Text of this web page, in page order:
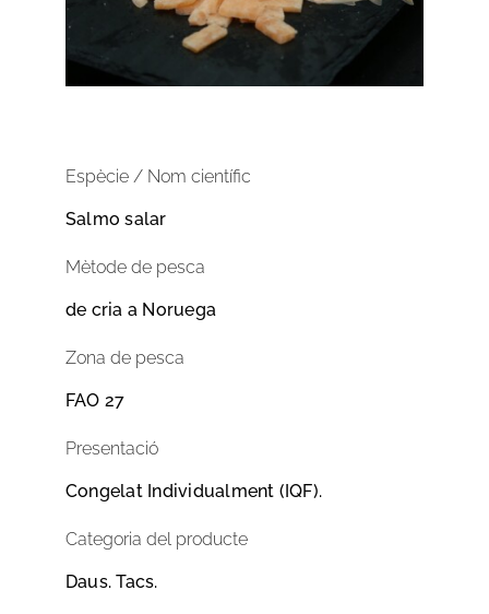
Espècie / Nom científic
Salmo salar
Mètode de pesca
de cria a Noruega
Zona de pesca
FAO 27
Presentació
Congelat Individualment (IQF).
Categoria del producte
Daus. Tacs.